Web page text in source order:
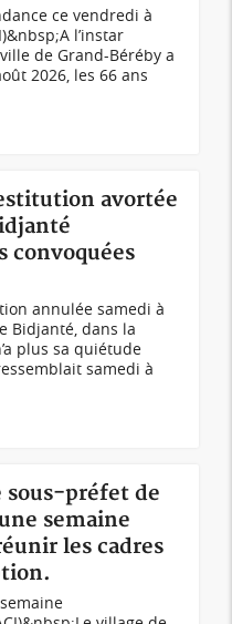
ce vendredi à
l’instar
de Grand-Béréby a
2026, les 66 ans
avortée
convoquées
annulée samedi à
Bidjanté, dans la
plus sa quiétude
samedi à
sous-préfet de
semaine
les cadres